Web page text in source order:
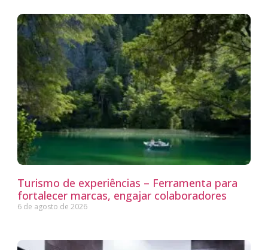
Turismo de experiências – Ferramenta para
fortalecer marcas, engajar colaboradores
6 de agosto de 2026